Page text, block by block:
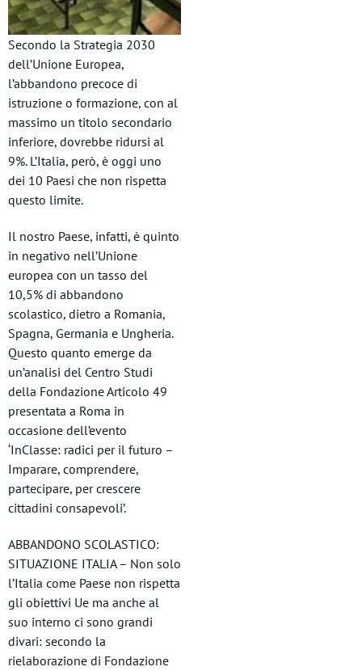
Secondo la Strategia 2030
dell’Unione Europea,
l’abbandono precoce di
istruzione o formazione, con al
massimo un titolo secondario
inferiore, dovrebbe ridursi al
9%. L’Italia, però, è oggi uno
dei 10 Paesi che non rispetta
questo limite.
Il nostro Paese, infatti, è quinto
in negativo nell’Unione
europea con un tasso del
10,5% di abbandono
scolastico, dietro a Romania,
Spagna, Germania e Ungheria.
Questo quanto emerge da
un’analisi del Centro Studi
della Fondazione Articolo 49
presentata a Roma in
occasione dell’evento
‘InClasse: radici per il futuro –
Imparare, comprendere,
partecipare, per crescere
cittadini consapevoli’.
ABBANDONO SCOLASTICO:
SITUAZIONE ITALIA – Non solo
l’Italia come Paese non rispetta
gli obiettivi Ue ma anche al
suo interno ci sono grandi
divari: secondo la
rielaborazione di Fondazione